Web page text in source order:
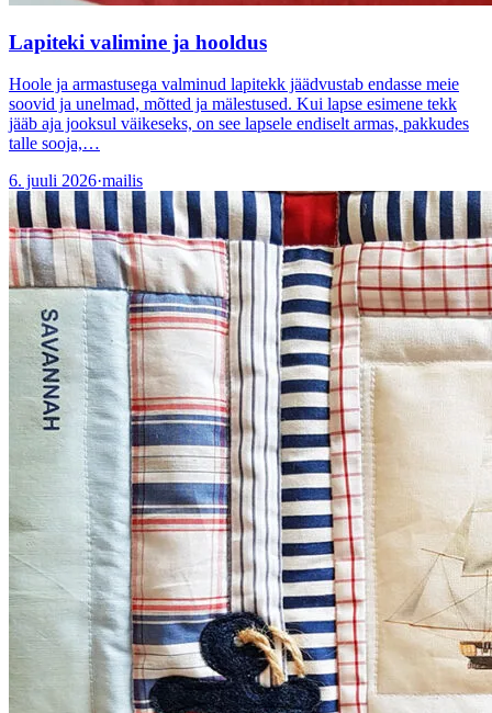
Lapiteki valimine ja hooldus
Hoole ja armastusega valminud lapitekk jäädvustab endasse meie
soovid ja unelmad, mõtted ja mälestused. Kui lapse esimene tekk
jääb aja jooksul väikeseks, on see lapsele endiselt armas, pakkudes
talle sooja,…
6. juuli 2026·mailis